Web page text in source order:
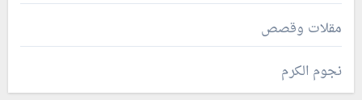
مقلات وقصص
نجوم الكرم